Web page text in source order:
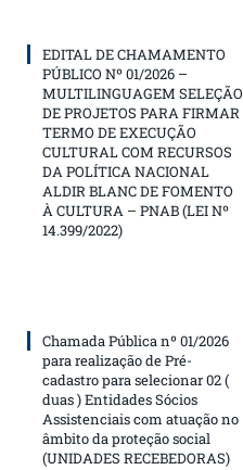
EDITAL DE CHAMAMENTO
PÚBLICO Nº 01/2026 –
MULTILINGUAGEM SELEÇÃO
DE PROJETOS PARA FIRMAR
TERMO DE EXECUÇÃO
CULTURAL COM RECURSOS
DA POLÍTICA NACIONAL
ALDIR BLANC DE FOMENTO
À CULTURA – PNAB (LEI Nº
14.399/2022)
Chamada Pública nº 01/2026
para realização de Pré-
cadastro para selecionar 02 (
duas ) Entidades Sócios
Assistenciais com atuação no
âmbito da proteção social
(UNIDADES RECEBEDORAS)